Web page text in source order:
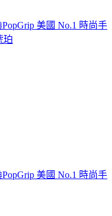
美國 No.1 時尚手
珀
美國 No.1 時尚手